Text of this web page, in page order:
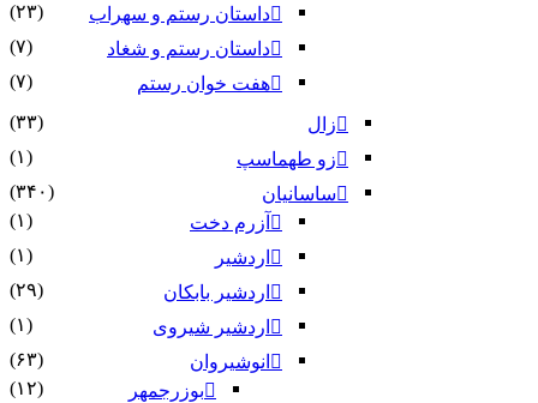
داستان رستم و سهراب
(۲۳)
داستان رستم و شغاد
(۷)
هفت خوان رستم‏
(۷)
زال
(۳۳)
زو طهماسپ‏
(۱)
ساسانیان
(۳۴۰)
آزرم دخت
(۱)
اردشیر
(۱)
اردشیر بابکان
(۲۹)
اردشیر شیروی
(۱)
انوشیروان
(۶۳)
بوزرجمهر
(۱۲)